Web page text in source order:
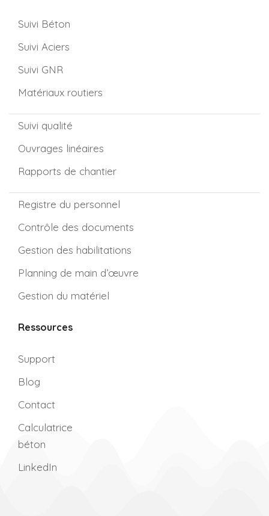
Suivi Béton
Suivi Aciers
Suivi GNR
Matériaux routiers
Suivi qualité
Ouvrages linéaires
Rapports de chantier
Registre du personnel
Contrôle des documents
Gestion des habilitations
Planning de main d’œuvre
Gestion du matériel
Ressources
Support
Blog
Contact
Calculatrice
béton
LinkedIn